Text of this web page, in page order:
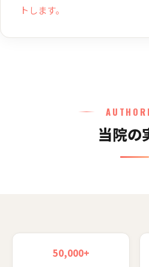
トします。
当院の
50,000+